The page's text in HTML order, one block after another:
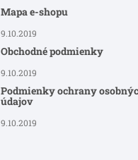
Mapa e-shopu
9.10.2019
Obchodné podmienky
9.10.2019
Podmienky ochrany
údajov
9.10.2019